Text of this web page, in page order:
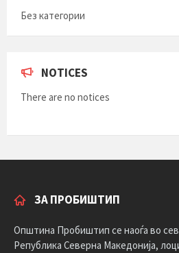
Без категории
NOTICES
There are no notices
ЗА ПРОБИШТИП
Општина Пробиштип се наоѓа во
Република Северна Македонија,